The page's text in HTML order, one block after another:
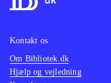
produktet
miljøerne er
tomme. Når man
kollidere med fx
Kontakt os
Om Bibliotek.dk
Hjælp og vejledning